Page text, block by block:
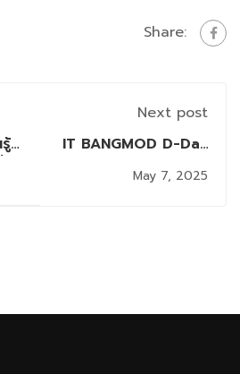
Share:
Next post
IT BANGMOD D-Day
2025 เปิดโลก
นิทรรศการผลงานสุด
May 7, 2025